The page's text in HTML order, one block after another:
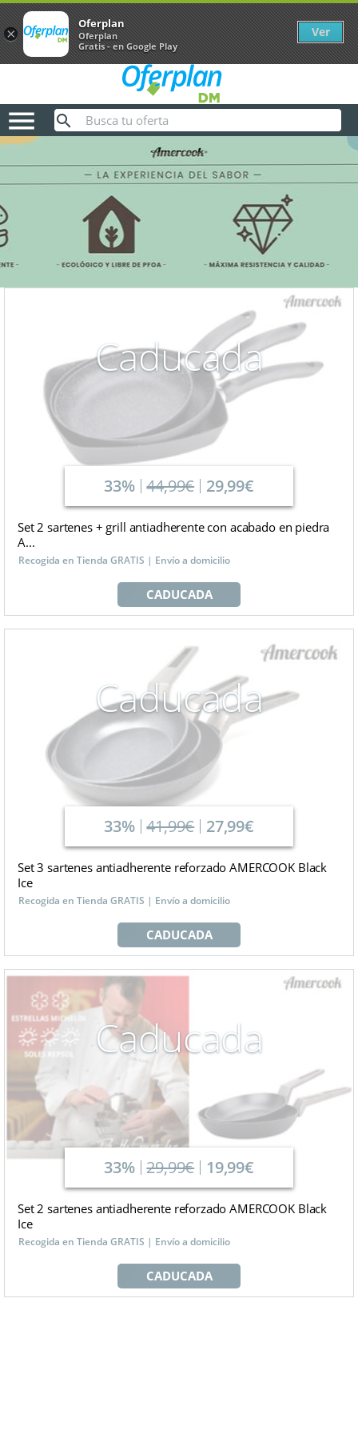

Caducada
33% 44,99€ 29,99€
Set 2 sartenes + grill antiadherente con acabado en piedra
A...
Recogida en Tienda GRATIS | Envío a domicilio
CADUCADA
Caducada
33% 41,99€ 27,99€
Set 3 sartenes antiadherente reforzado AMERCOOK Black
Ice
Recogida en Tienda GRATIS | Envío a domicilio
CADUCADA
Caducada
33% 29,99€ 19,99€
Set 2 sartenes antiadherente reforzado AMERCOOK Black
Ice
Recogida en Tienda GRATIS | Envío a domicilio
CADUCADA
×
Oferplan
Oferplan
Gratis - en Google Play
Ver